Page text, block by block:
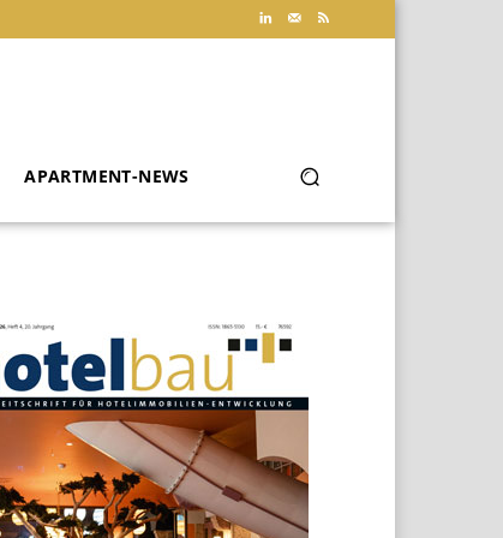
APARTMENT-NEWS